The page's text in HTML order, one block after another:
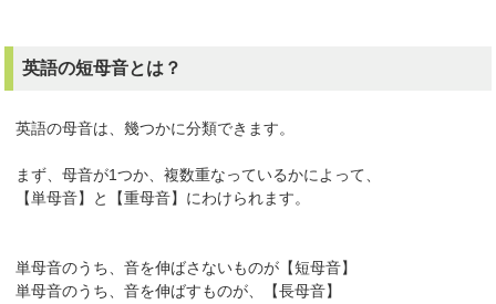
英語の短母音とは？
英語の母音は、幾つかに分類できます。
まず、母音が1つか、複数重なっているかによって、
【単母音】と【重母音】にわけられます。
単母音のうち、音を伸ばさないものが【短母音】
単母音のうち、音を伸ばすものが、【長母音】